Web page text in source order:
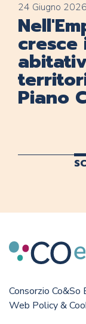
24 Giugno 2026
cresce
Piano
Consorzio
Web Policy &